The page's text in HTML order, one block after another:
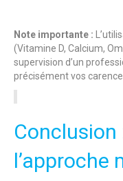
Note importante :
(Vitamine D, Calcium,
supervision d’un
précisément vos
Conclusion
l’approche